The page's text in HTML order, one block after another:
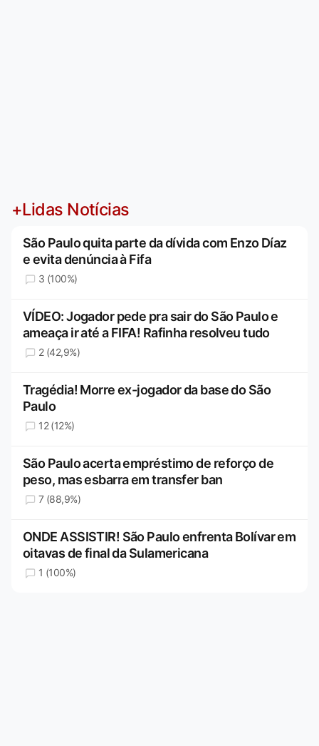
+Lidas Notícias
São Paulo quita parte da dívida com Enzo Díaz
e evita denúncia à Fifa
3 (100%)
VÍDEO: Jogador pede pra sair do São Paulo e
ameaça ir até a FIFA! Rafinha resolveu tudo
2 (42,9%)
Tragédia! Morre ex-jogador da base do São
Paulo
12 (12%)
São Paulo acerta empréstimo de reforço de
peso, mas esbarra em transfer ban
7 (88,9%)
ONDE ASSISTIR! São Paulo enfrenta Bolívar em
oitavas de final da Sulamericana
1 (100%)